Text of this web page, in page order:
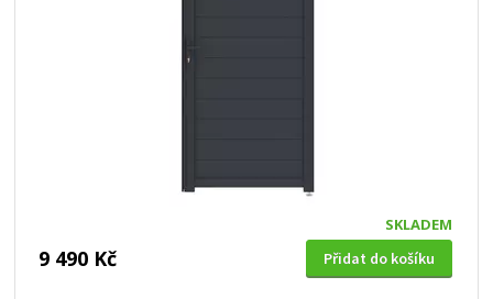
SKLADEM
9 490 Kč Přidat do košíku